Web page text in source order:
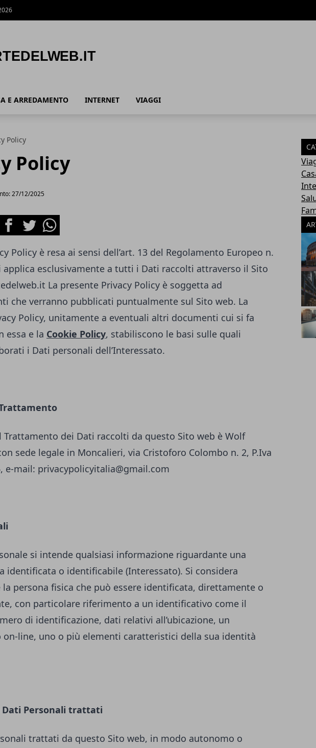
E ARREDAMENTO INTERNET VIAGGI
Policy
Policy
27/12/2025
FacebookTwitterWhatsapp
Policy è resa ai sensi dell’art. 13 del Regolamento Europeo n.
applica esclusivamente a tutti i Dati raccolti attraverso il Sito
La presente Privacy Policy è soggetta ad
che verranno pubblicati puntualmente sul Sito web. La
Policy, unitamente a eventuali altri documenti cui si fa
essa e la Cookie Policy, stabiliscono le basi sulle quali
i Dati personali dell’Interessato.
Trattamento dei Dati raccolti da questo Sito web è Wolf
sede legale in Moncalieri, via Cristoforo Colombo n. 2, P.Iva
e-mail: privacypolicyitalia@gmail.com
si intende qualsiasi informazione riguardante una
identificata o identificabile (Interessato). Si considera
persona fisica che può essere identificata, direttamente o
con particolare riferimento a un identificativo come il
di identificazione, dati relativi all’ubicazione, un
line, uno o più elementi caratteristici della sua identità
Dati Personali trattati
trattati da questo Sito web, in modo autonomo o